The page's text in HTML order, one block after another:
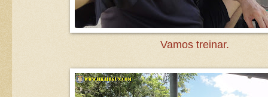
Vamos treinar.